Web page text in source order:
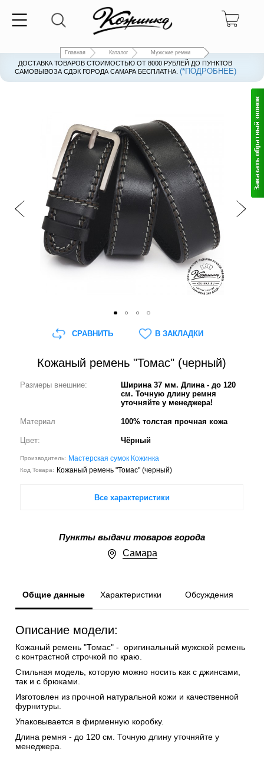
Главная Каталог Мужские ремни
ДОСТАВКА ТОВАРОВ СТОИМОСТЬЮ ОТ 8000 РУБЛЕЙ ДО ПУНКТОВ
САМОВЫВОЗА СДЭК ГОРОДА САМАРА БЕСПЛАТНА. (*ПОДРОБНЕЕ)
Кожаный ремень "Томас" (черный)
Размеры внешние:
Ширина 37 мм. Длина - до 120
см. Точную длину ремня
уточняйте у менеджера!
Материал 100% толстая прочная кожа
Цвет: Чёрный
Производитель: Мастерская сумок Кожинка
Код Товара: Кожаный ремень "Томас" (черный)
Все характеристики
Пункты выдачи товаров города
Самара
СРАВНИТЬ В ЗАКЛАДКИ
Общие данные Характеристики Обсуждения
Описание модели:
Кожаный ремень "Томас" - оригинальный мужской ремень
с контрастной строчкой по краю.
Стильная модель, которую можно носить как с джинсами,
так и с брюками.
Изготовлен из прочной натуральной кожи и качественной
фурнитуры.
Упаковывается в фирменную коробку.
Длина ремня - до 120 см. Точную длину уточняйте у
менеджера.